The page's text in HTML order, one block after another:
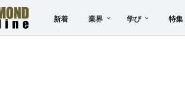
新着 業界 学び 特集